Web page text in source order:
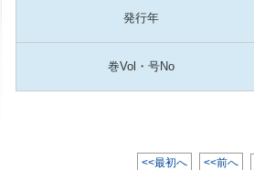
発行年
巻Vol・号No
<<最初へ <<前へ